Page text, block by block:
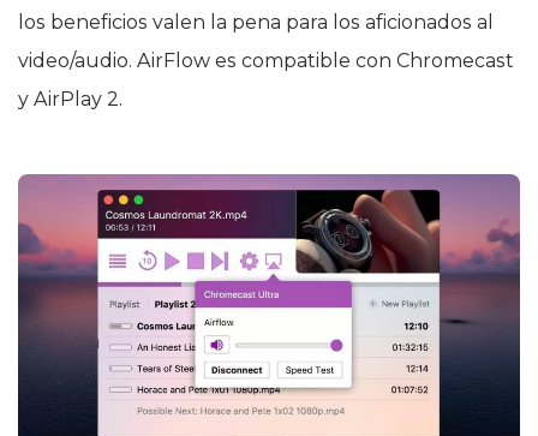
los beneficios valen la pena para los aficionados al
video/audio. AirFlow es compatible con Chromecast
y AirPlay 2.